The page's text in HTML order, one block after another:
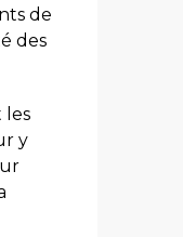
de
des
les
y